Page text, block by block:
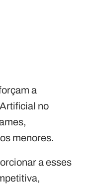
a
no
menores.
a esses